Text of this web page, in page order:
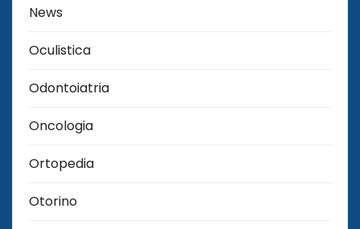
News
Oculistica
Odontoiatria
Oncologia
Ortopedia
Otorino